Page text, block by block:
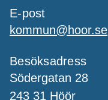
E-post
kommun@hoor.se
Besöksadress
Södergatan 28
243 31 Höör